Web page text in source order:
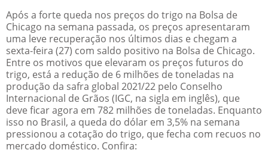
Após a forte queda nos preços do trigo na Bolsa de
Chicago na semana passada, os preços apresentaram
uma leve recuperação nos últimos dias e chegam a
sexta-feira (27) com saldo positivo na Bolsa de Chicago.
Entre os motivos que elevaram os preços futuros do
trigo, está a redução de 6 milhões de toneladas na
produção da safra global 2021/22 pelo Conselho
Internacional de Grãos (IGC, na sigla em inglês), que
deve ficar agora em 782 milhões de toneladas. Enquanto
isso no Brasil, a queda do dólar em 3,5% na semana
pressionou a cotação do trigo, que fecha com recuos no
mercado doméstico. Confira: